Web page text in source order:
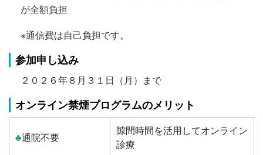
が全額負担
※通信費は自己負担です。
参加申し込み
２０２６年８月３１日（月）まで
オンライン禁煙プログラムのメリット
♣通院不要
隙間時間を活用してオンライン
診療